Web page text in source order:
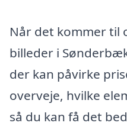
Når det kommer
billeder i
der kan påvirke
overveje, hvilke
så du kan få det